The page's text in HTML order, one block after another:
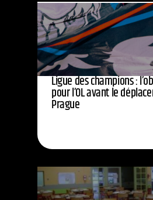
Ligue des champions :
pour l’OL avant le
Prague